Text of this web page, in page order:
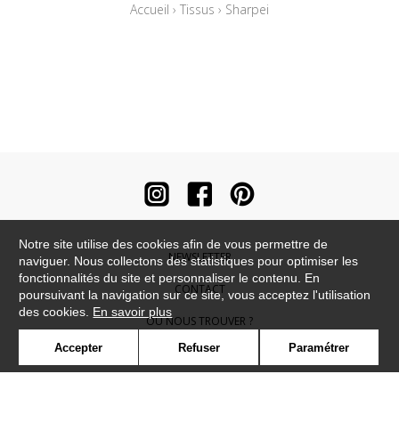
Accueil › Tissus › Sharpei
NEWSLETTER
CONTACT
OÙ NOUS TROUVER ?
CONTRACT
Notre site utilise des cookies afin de vous permettre de
naviguer. Nous collectons des statistiques pour optimiser les
fonctionnalités du site et personnaliser le contenu. En
poursuivant la navigation sur ce site, vous acceptez l'utilisation
des cookies. En savoir plus
Accepter Refuser Paramétrer